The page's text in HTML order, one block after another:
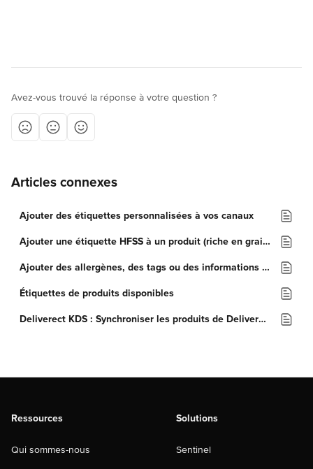
Avez-vous trouvé la réponse à votre question ?
Articles connexes
Ajouter des étiquettes personnalisées à vos canaux
Ajouter une étiquette HFSS à un produit (riche en graisses, sel ou sucre)
Ajouter des allergènes, des tags ou des informations supplémentaires à vos produits
Étiquettes de produits disponibles
Deliverect KDS : Synchroniser les produits de Deliverect
Ressources
Qui sommes-nous
Solutions
Sentinel